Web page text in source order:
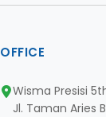
OFFICE
Wisma Presisi
Jl. Taman Aries